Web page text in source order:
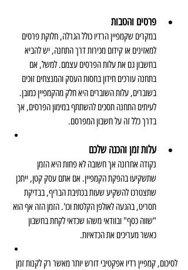
פרסים והטבות
במקרים שקמפיין הרדיו כולל הגרלה, חלוקת פרסים
למאזינים או קידום מכירות דרך התחנה, יש להביא
בחשבון גם את עלות הפרסים עצמם. למשל, אם
בתחנה עורכים חידון בחסות העסק והמנצחים זוכים
בשוברים, עלות השוברים היא חלק מהקמפיין כמובן.
לעיתים התחנה תסכים להשתתף במימון הפרסים, אך
בדרך כלל זה על חשבון המפרסם.
עלות זמן והכנה שלכם
נקודה אחרונה אך חשובה לא פחות היא הזמן
שתשקיעו בהפקת הקמפיין. אם אתם עסק קטן, ייתכן
שתצטרכו להשקיע שעות בכתיבת הבריף, בבדיקת
תסריט, בהגעה לאולפן הקלטות וכו'. הזמן הזה אף הוא
"שווה כסף" ובוודאי משהו שכדאי לקחת בחשבון
כאשר מעריכים את הכדאיות.
לסיכום, קמפיין רדיו אפקטיבי דורש יותר מאשר רק לקנות זמן